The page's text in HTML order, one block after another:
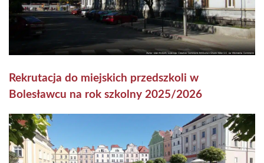
Rekrutacja do miejskich przedszkoli w
Bolesławcu na rok szkolny 2025/2026